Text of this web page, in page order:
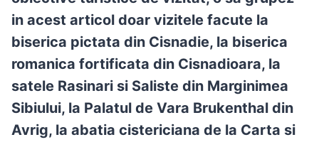
in acest articol doar vizitele facute la
biserica pictata din Cisnadie, la biserica
romanica fortificata din Cisnadioara, la
satele Rasinari si Saliste din Marginimea
Sibiului, la Palatul de Vara Brukenthal din
Avrig, la abatia cistericiana de la Carta si